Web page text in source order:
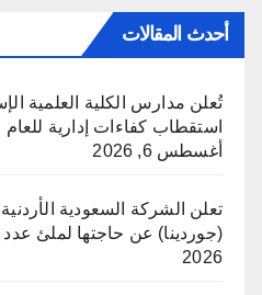
أحدث المقالات
تُعلن مدارس الكلية العلمية
استقطاب كفاءات إدارية للعام
أغسطس 6, 2026
تعلن الشركة السعودية الأردنية
(جوردينا) عن حاجتها لملئ
2026